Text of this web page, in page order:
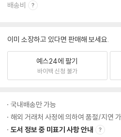
배송비
이미 소장하고 있다면 판매해 보세요.
예스24에 팔기
바이백 신청 불가
국내배송만 가능
해외 거래처 사정에 의하여 품절/지연
도서 정보 중 미표기 사항 안내